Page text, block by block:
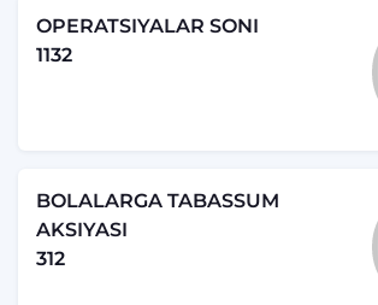
OPERATSIYALAR SONI
1132
BOLALARGA TABASSUM
AKSIYASI
312